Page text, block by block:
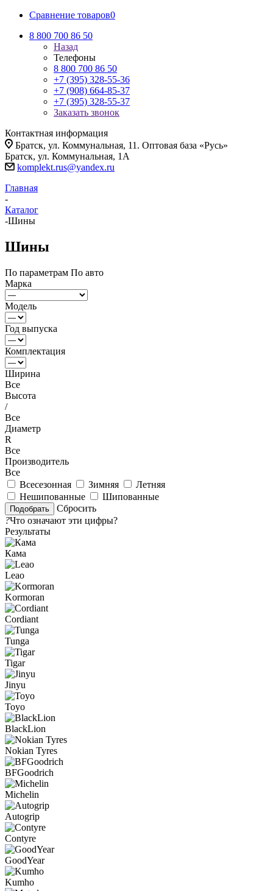
Сравнение товаров0
8 800 700 86 50
Назад
Телефоны
8 800 700 86 50
+7 (395) 328-55-36
+7 (908) 664-85-37
+7 (395) 328-55-37
Заказать звонок
Контактная информация
Братск, ул. Коммунальная, 11. Оптовая база «Русь»
Братск, ул. Коммунальная, 1А
komplekt.rus@yandex.ru
Главная
-
Каталог
-Шины
Шины
По параметрам По авто
Марка
Модель
Год выпуска
Комплектация
Ширина
Все
Высота
/
Все
Диаметр
R
Все
Производитель
Все
Всесезонная
Зимняя
Летняя
Нешипованные
Шипованные
Сбросить
?Что означают эти цифры?
Результаты
Кама
Leao
Kormoran
Cordiant
Tunga
Tigar
Jinyu
Toyo
BlackLion
Nokian Tyres
BFGoodrich
Michelin
Autogrip
Contyre
GoodYear
Kumho